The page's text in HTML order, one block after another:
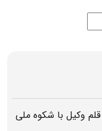
قلم‌ وکیل با شکوه ملی